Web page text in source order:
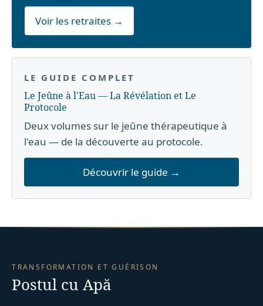
Voir les retraites →
LE GUIDE COMPLET
Le Jeûne à l'Eau — La Révélation et Le
Protocole
Deux volumes sur le jeûne thérapeutique à
l'eau — de la découverte au protocole.
Découvrir le guide →
TRANSFORMATION ET GUÉRISON
Postul cu Apă